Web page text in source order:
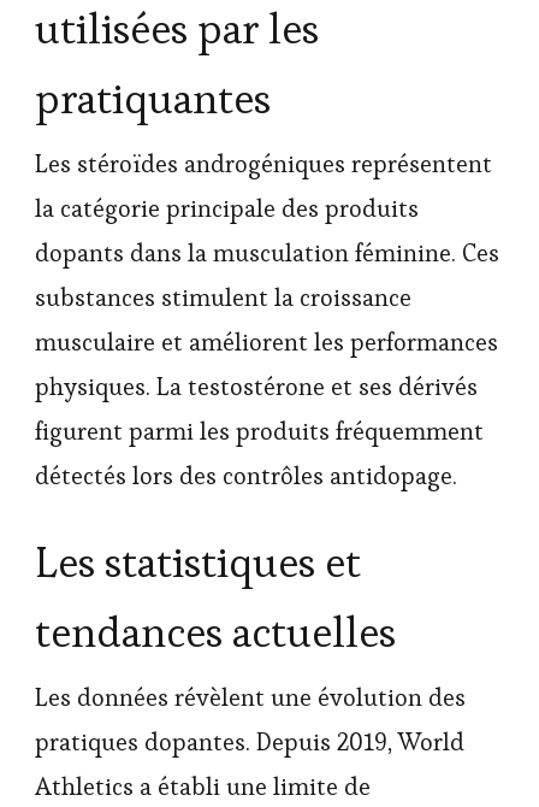
utilisées par les
pratiquantes
Les stéroïdes androgéniques représentent
la catégorie principale des produits
dopants dans la musculation féminine. Ces
substances stimulent la croissance
musculaire et améliorent les performances
physiques. La testostérone et ses dérivés
figurent parmi les produits fréquemment
détectés lors des contrôles antidopage.
Les statistiques et
tendances actuelles
Les données révèlent une évolution des
pratiques dopantes. Depuis 2019, World
Athletics a établi une limite de